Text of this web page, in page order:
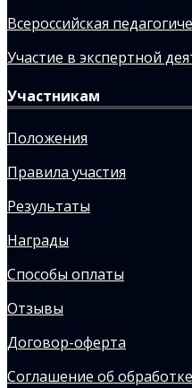
Всероссийская
Участие в экспертной
Участникам
Положения
Правила участия
Результаты
Награды
Способы оплаты
Отзывы
Договор-оферта
Соглашение об